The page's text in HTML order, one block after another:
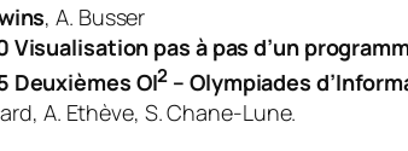
, A. Busser
Visualisation pas à pas d’un
Deuxièmes OI2 – Olympiades
A. Ethève, S. Chane-Lune.